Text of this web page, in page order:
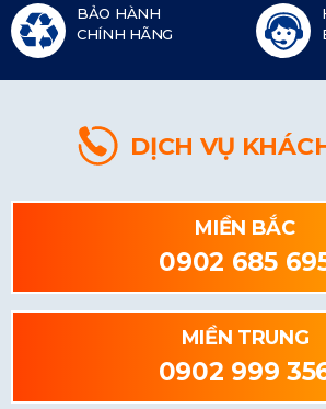
BẢO HÀNH
CHÍNH HÃNG
DỊCH VỤ
MIỀN BẮC
0902 685
MIỀN TRUNG
0902 999